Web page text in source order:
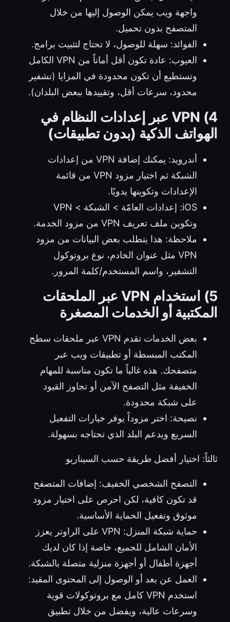
واجهة ويب يمكن الوصول إليها من خلال
المتصفح بدون تحميل.
الفوائد: سهلة للوصول، لا تحتاج لتثبيت برامج.
العيوب: عادة تكون أقل أماناً من VPN الكامل
وتستطيع أن تكون محدودة في المزايا (تشفير
محدود، سرعات أقل، وتقييدها ببعض البلدان).
4) VPN عبر إعدادات النظام في
الهواتف الذكية (بدون تطبيقات)
أندرويد: يمكنك إضافة VPN من إعدادات
الشبكة ثم اختيار مزود VPN من قائمة
الإعدادات وتكوينها يدويًا.
iOS: إعدادات العامّة > الشبكة > VPN
وتكوين ملف تعريف VPN من مزود الخدمة.
ملاحظة: هذا يتطلب بعض البيانات من مزود
VPN مثل عنوان الخادم، نوع بروتوكول
التشفير، واسم المستخدم/كلمة المرور.
5) استخدام VPN عبر الملحقات
المكتبية أو الخدمات المصغرة
بعض الخدمات تقدم VPN عبر ملحقات سطح
المكتب المبسطة أو تطبيقات ويب عبر
متصفحك. هذه غالباً ما تكون مناسبة للمهام
الخفيفة مثل التصفح الآمن أو تجاوز القيود
على شبكة محدودة.
نصيحة: اختر مزوداً يوفر خيارات التفعيل
السريع ويدعم البلد الذي تحتاجه بسهولة.
ثالثاً: اختيار أفضل طريقة حسب السيناريو
التصفح الشخصي الخفيف: إضافات المتصفح
قد تكون كافية، لكن احرص على اختيار مزود
موثوق وتفعيل الحماية الأساسية.
حماية شبكة المنزل: VPN على الراوتر يعزز
الأمان الشامل للجميع، خاصة إذا كان لديك
أجهزة أطفال أو أجهزة منزلية متصلة بالشبكة.
العمل عن بعد أو الوصول إلى المحتوى المقيد:
استخدم VPN كامل مع بروتوكولات قوية
وسرعات عالية، ويفضل من خلال تطبيق